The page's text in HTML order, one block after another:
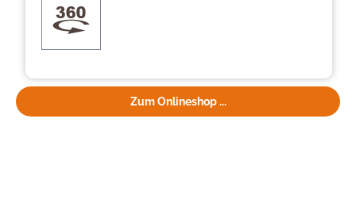
Zum Onlineshop ...